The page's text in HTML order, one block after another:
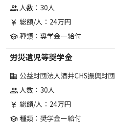
group人数：30人
currency_yen 総額/人：24万円
school 種類：奨学金ー給付
労災遺児等奨学金
corporate_fare 公益財団法人酒井CHS振興財団
group人数：30人
currency_yen 総額/人：24万円
school 種類：奨学金ー給付